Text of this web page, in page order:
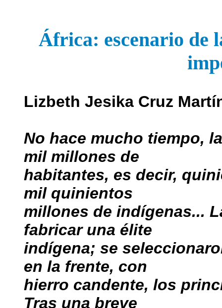
África: escenario de
Lizbeth Jesika Cruz
No hace mucho tiempo,
mil millones de
habitantes, es decir,
mil quinientos
millones de indígenas...
fabricar una élite
indígena; se
en la frente, con
hierro candente, los
Tras una breve